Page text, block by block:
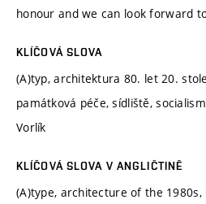
honour and we can look forward
KLÍČOVÁ SLOVA
(A)typ, architektura 80. let 20.
památková péče, sídliště,
Vorlík
KLÍČOVÁ SLOVA V ANGLIČTINĚ
(A)type, architecture of the